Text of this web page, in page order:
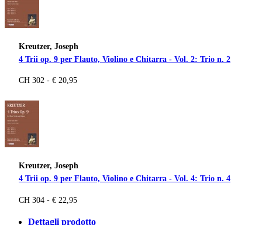
Kreutzer, Joseph
4 Trii op. 9 per Flauto, Violino e Chitarra - Vol. 2: Trio n. 2
CH 302 - € 20,95
Kreutzer, Joseph
4 Trii op. 9 per Flauto, Violino e Chitarra - Vol. 4: Trio n. 4
CH 304 - € 22,95
Dettagli prodotto